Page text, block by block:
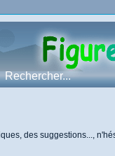
Rechercher...
des suggestions...,